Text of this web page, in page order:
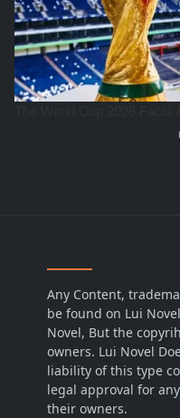
Any Content,
be found on Lui
Novel, But the
owners. Lui Novel
liability of this type
legal approval for
their owners.